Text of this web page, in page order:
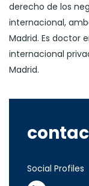
derecho de los
internacional,
Madrid. Es doctor
internacional
Madrid.
Social Profiles